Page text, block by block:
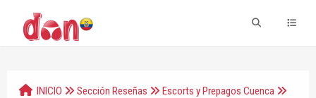
INICIO Sección Reseñas Escorts y Prepagos Cuenca